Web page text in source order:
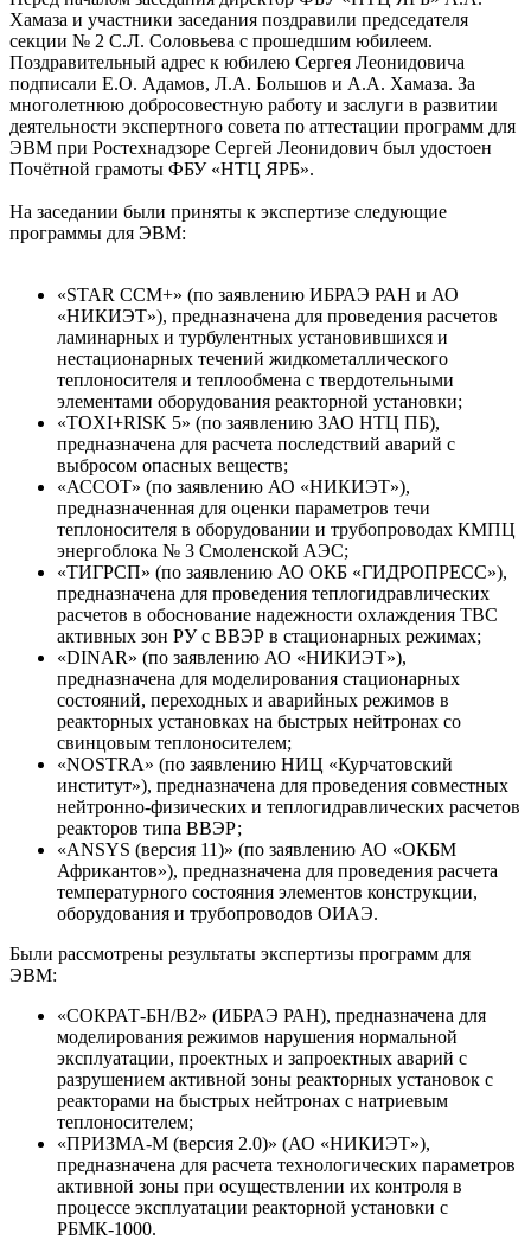
Хамаза и участники заседания поздравили председателя
секции № 2 С.Л. Соловьева с прошедшим юбилеем.
Поздравительный адрес к юбилею Сергея Леонидовича
подписали Е.О. Адамов, Л.А. Большов и А.А. Хамаза. За
многолетнюю добросовестную работу и заслуги в развитии
деятельности экспертного совета по аттестации программ для
ЭВМ при Ростехнадзоре Сергей Леонидович был удостоен
Почётной грамоты ФБУ «НТЦ ЯРБ».
На заседании были приняты к экспертизе следующие
программы для ЭВМ:
«STAR CCM+» (по заявлению ИБРАЭ РАН и АО
«НИКИЭТ»), предназначена для проведения расчетов
ламинарных и турбулентных установившихся и
нестационарных течений жидкометаллического
теплоносителя и теплообмена с твердотельными
элементами оборудования реакторной установки;
«TOXI+RISK 5» (по заявлению ЗАО НТЦ ПБ),
предназначена для расчета последствий аварий с
выбросом опасных веществ;
«АССОТ» (по заявлению АО «НИКИЭТ»),
предназначенная для оценки параметров течи
теплоносителя в оборудовании и трубопроводах КМПЦ
энергоблока № 3 Смоленской АЭС;
«ТИГРСП» (по заявлению АО ОКБ «ГИДРОПРЕСС»),
предназначена для проведения теплогидравлических
расчетов в обоснование надежности охлаждения ТВС
активных зон РУ с ВВЭР в стационарных режимах;
«DINAR» (по заявлению АО «НИКИЭТ»),
предназначена для моделирования стационарных
состояний, переходных и аварийных режимов в
реакторных установках на быстрых нейтронах со
свинцовым теплоносителем;
«NOSTRA» (по заявлению НИЦ «Курчатовский
институт»), предназначена для проведения совместных
нейтронно-физических и теплогидравлических расчетов
реакторов типа ВВЭР;
«ANSYS (версия 11)» (по заявлению АО «ОКБМ
Африкантов»), предназначена для проведения расчета
температурного состояния элементов конструкции,
оборудования и трубопроводов ОИАЭ.
Были рассмотрены результаты экспертизы программ для
ЭВМ:
«СОКРАТ-БН/В2» (ИБРАЭ РАН), предназначена для
моделирования режимов нарушения нормальной
эксплуатации, проектных и запроектных аварий с
разрушением активной зоны реакторных установок с
реакторами на быстрых нейтронах с натриевым
теплоносителем;
«ПРИЗМА-М (версия 2.0)» (АО «НИКИЭТ»),
предназначена для расчета технологических параметров
активной зоны при осуществлении их контроля в
процессе эксплуатации реакторной установки с
РБМК-1000.